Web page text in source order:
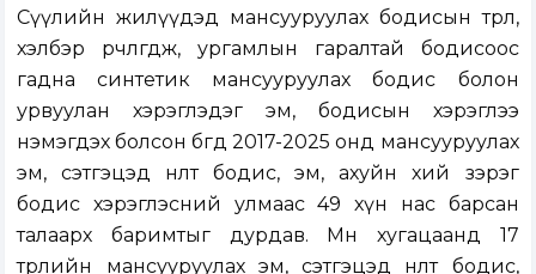
Сүүлийн жилүүдэд мансууруулах бодисын төрөл,
хэлбэр өөрчлөгдөж, ургамлын гаралтай бодисоос
гадна синтетик мансууруулах бодис болон
урвуулан хэрэглэдэг эм, бодисын хэрэглээ
нэмэгдэх болсон бөгөөд 2017-2025 онд мансууруулах
эм, сэтгэцэд нөлөөт бодис, эм, ахуйн хий зэрэг
бодис хэрэглэсний улмаас 49 хүн нас барсан
талаарх баримтыг дурдав. Мөн хугацаанд 17
төрлийн мансууруулах эм, сэтгэцэд нөлөөт бодис,